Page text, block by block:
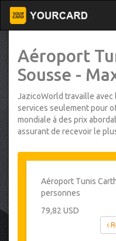
Aéroport
Sousse -
JazicoWorld travaille
services seulement pour
mondiale à des prix
assurant de recevoir le
Aéroport Tunis
personnes
79,82 USD